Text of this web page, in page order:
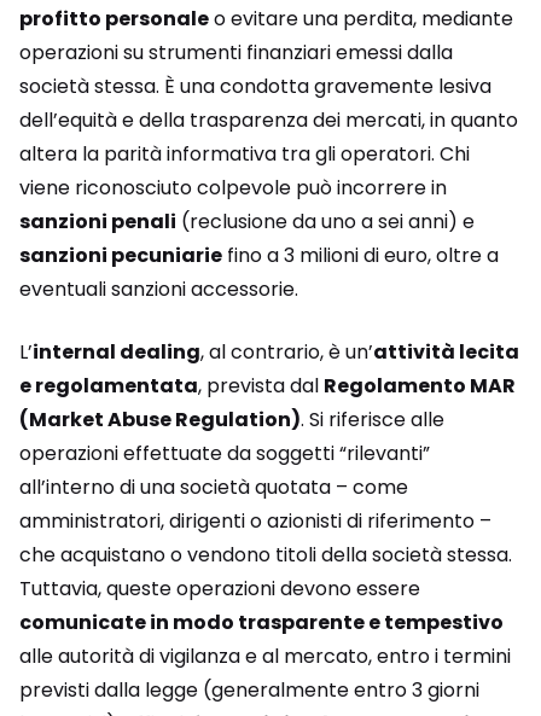
profitto personaleo evitare una perdita, mediante
operazioni su strumenti finanziari emessi dalla
società stessa. È una condotta gravemente lesiva
dell’equità e della trasparenza dei mercati, in quanto
altera la parità informativa tra gli operatori. Chi
viene riconosciuto colpevole può incorrere in
sanzioni penali (reclusione da uno a sei anni) e
sanzioni pecuniarie fino a 3 milioni di euro, oltre a
eventuali sanzioni accessorie.
L’internal dealing, al contrario, è un’attività lecita
e regolamentata, prevista dal Regolamento MAR
(Market Abuse Regulation). Si riferisce alle
operazioni effettuate da soggetti “rilevanti”
all’interno di una società quotata – come
amministratori, dirigenti o azionisti di riferimento –
che acquistano o vendono titoli della società stessa.
Tuttavia, queste operazioni devono essere
comunicate in modo trasparente e tempestivo
alle autorità di vigilanza e al mercato, entro i termini
previsti dalla legge (generalmente entro 3 giorni